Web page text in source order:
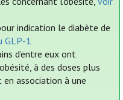
indication le diabète de
GLP-1
d’entre eux ont
à des doses plus
association à une